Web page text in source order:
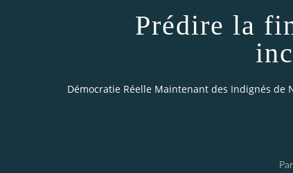
Prédire la
Démocratie Réelle Maintenant des Indignés de